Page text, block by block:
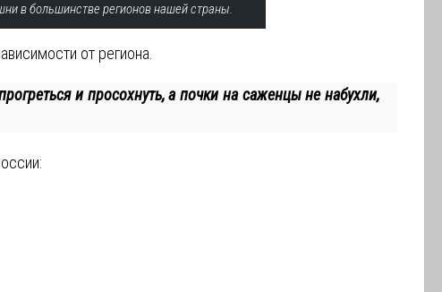
в большинстве регионов нашей страны.
от региона.
и просохнуть, а почки на саженцы не набухли,